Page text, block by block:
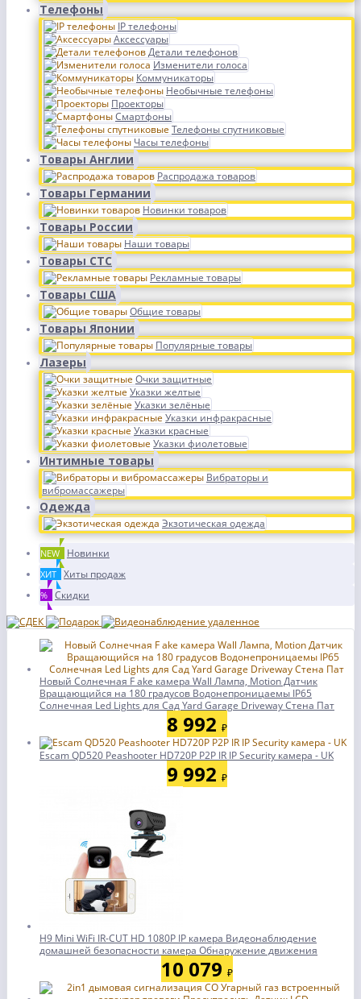
Телефоны
IP телефоны
Аксессуары
Детали телефонов
Изменители голоса
Коммуникаторы
Необычные телефоны
Проекторы
Смартфоны
Телефоны спутниковые
Часы телефоны
Товары Англии
Распродажа товаров
Товары Германии
Новинки товаров
Товары России
Наши товары
Товары СТС
Рекламные товары
Товары США
Общие товары
Товары Японии
Популярные товары
Лазеры
Очки защитные
Указки желтые
Указки зелёные
Указки инфракрасные
Указки красные
Указки фиолетовые
Интимные товары
Вибраторы и
вибромассажеры
Одежда
Экзотическая одежда
NEW Новинки
ХИТ Хиты продаж
% Скидки
Новый Солнечная F ake камера Wall Лампа, Motion Датчик
Вращающийся на 180 градусов Водонепроницаемы IP65
Солнечная Led Lights для Сад Yard Garage Driveway Стена Пат
8 992 ₽
Escam QD520 Peashooter HD720P P2P IR IP Security камера - UK
9 992 ₽
H9 Mini WiFi IR-CUT HD 1080P IP камера Видеонаблюдение
домашней безопасности камера Обнаружение движения
10 079 ₽